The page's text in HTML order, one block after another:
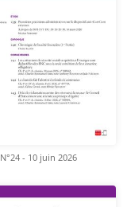
N°24 - 10 juin 2026